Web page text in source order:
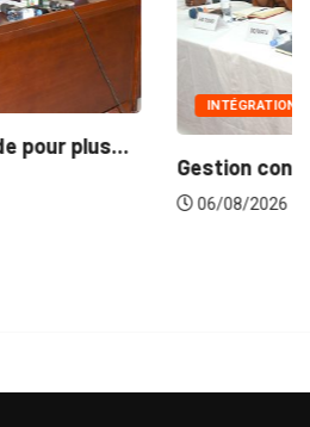
et durable du Bassin du...